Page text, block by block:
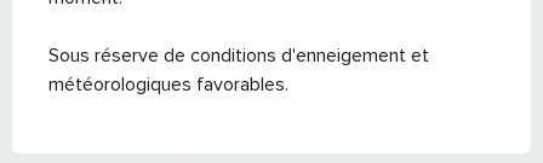
Sous réserve de conditions d'enneigement et
météorologiques favorables.